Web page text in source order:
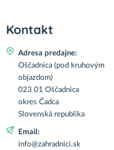
Kontakt
Adresa predajne:
Oščadnica (pod kruhovým
objazdom)
023 01 Oščadnica
okres Čadca
Slovenská republika
Email:
info@zahradnici.sk